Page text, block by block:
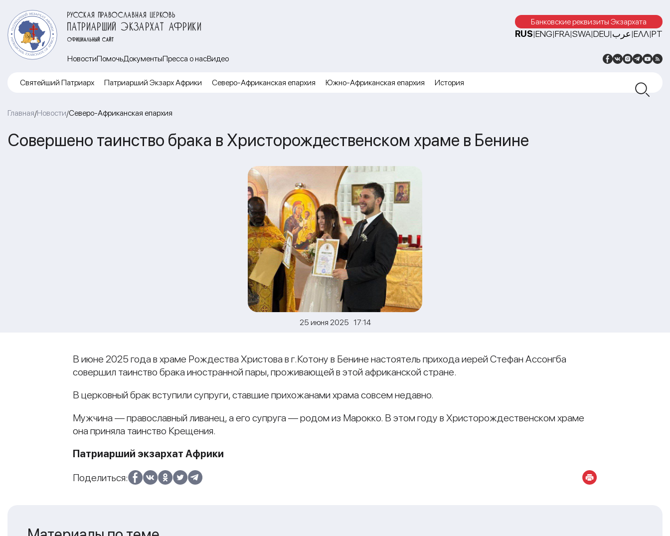
РУССКАЯ ПРАВОСЛАВНАЯ ЦЕРКОВЬ
ПАТРИАРШИЙ ЭКЗАРХАТ АФРИКИ
ОФИЦИАЛЬНЫЙ САЙТ
Банковские реквизиты Экзархата
RUS|ENG|FRA|SWA|DEU|عرب|ΕΛΛ|PT
НовостиПомочьДокументыПресса о насВидео
Cвятейший Патриарх Патриарший Экзарх Африки Северо-Африканская епархия Южно-Африканская епархия История
Главная/Новости/Северо-Африканская епархия
Совершено таинство брака в Христорождественском храме в Бенине
25 июня 2025 17:14
В июне 2025 года в храме Рождества Христова в г.Котону в Бенине настоятель прихода иерей Стефан Ассонгба
совершил таинство брака иностранной пары, проживающей в этой африканской стране.
В церковный брак вступили супруги, ставшие прихожанами храма совсем недавно.
Мужчина — православный ливанец, а его супруга — родом из Марокко. В этом году в Христорождественском храме
она приняла таинство Крещения.
Патриарший экзархат Африки
Поделиться: